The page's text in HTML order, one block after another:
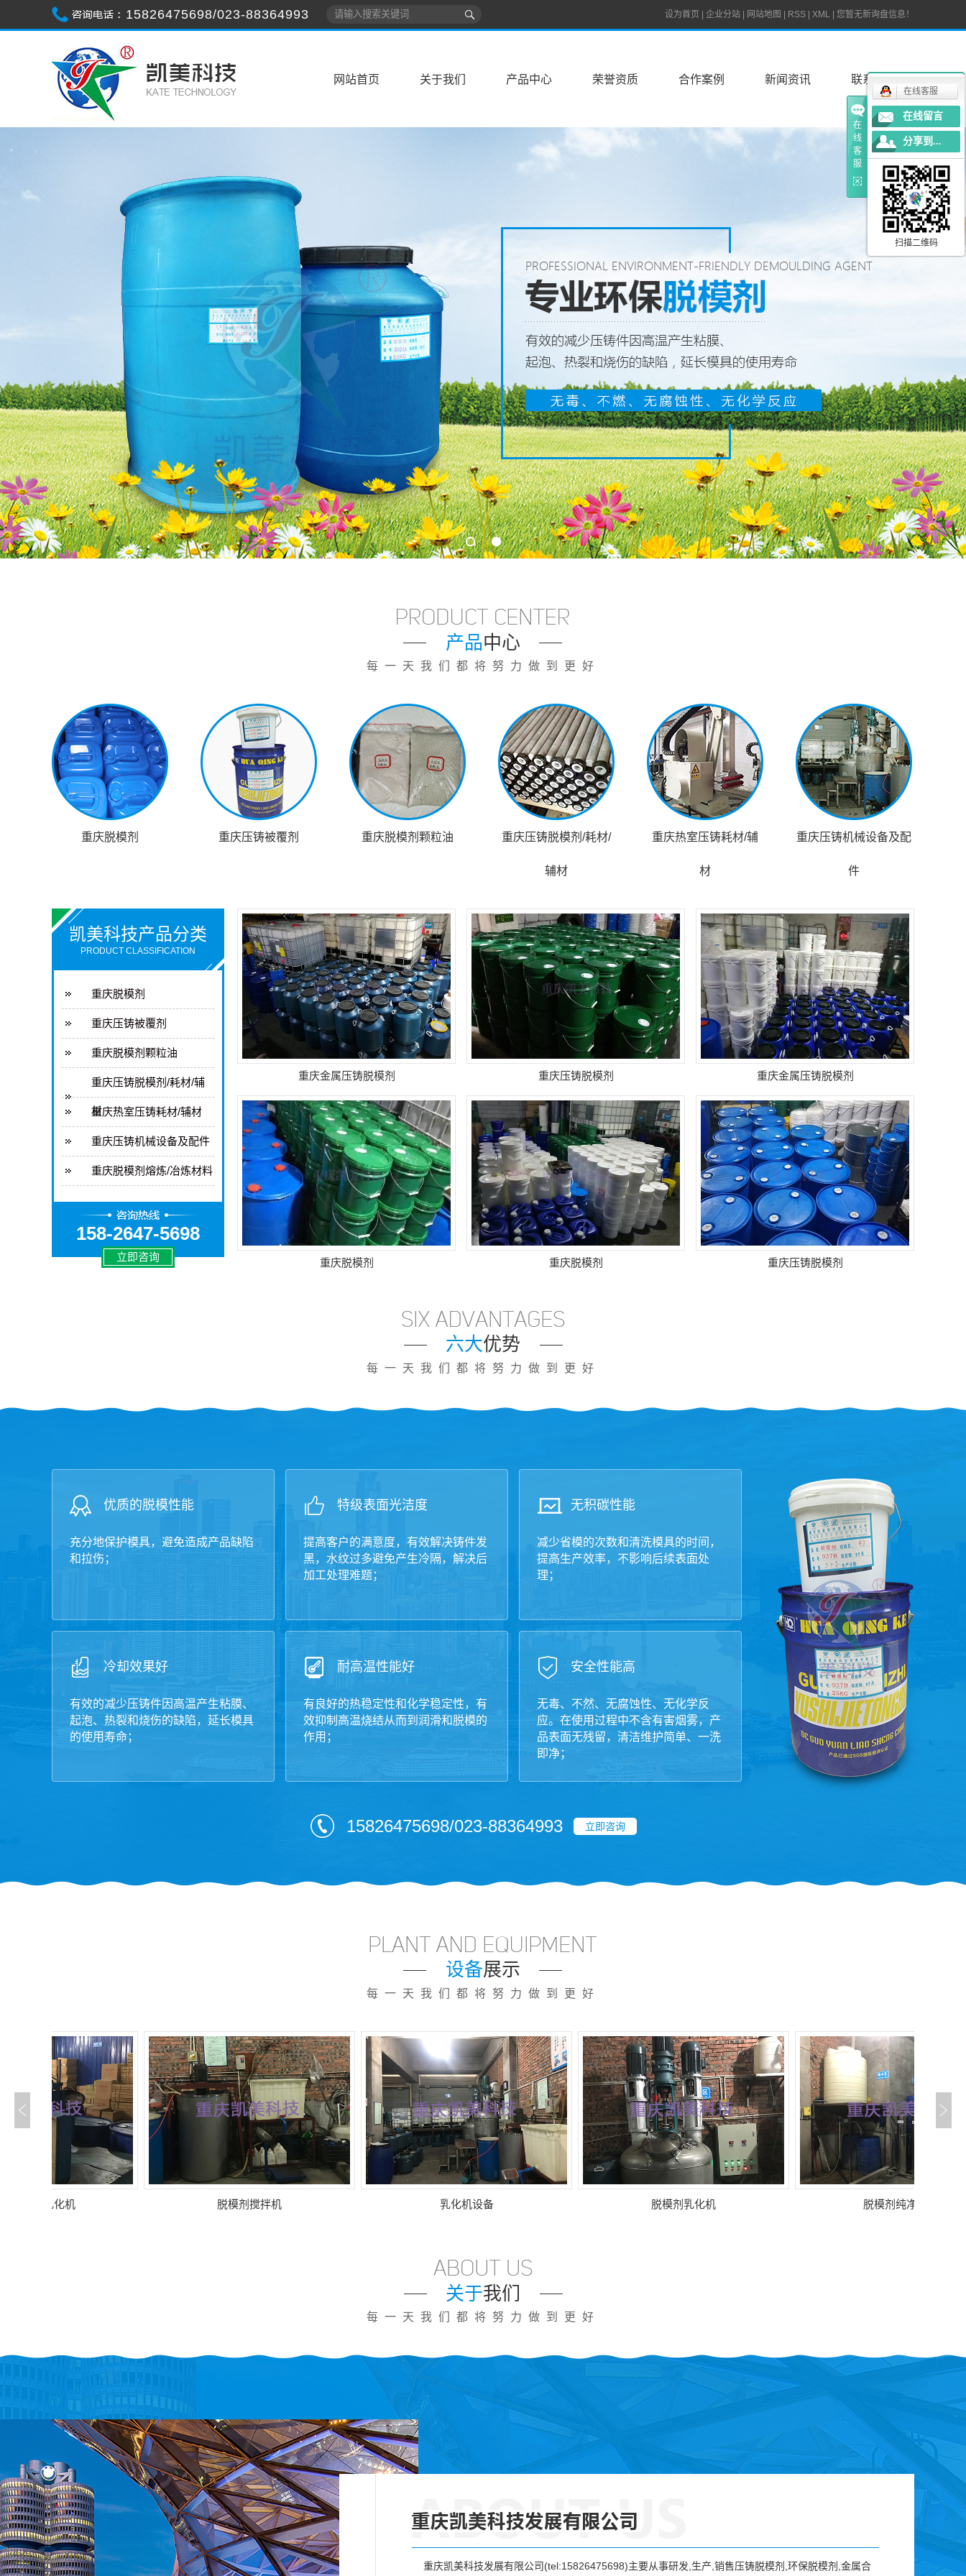
15826475698/023-88364993 设为首页 企业分站 网站地图 RSS XML 您暂无新询盘信息！
网站首页 关于我们 产品中心 荣誉资质 合作案例 新闻资讯 联系我们
1 2
产品中心
每一天我们都将努力做到更好
重庆脱模剂 重庆压铸被覆剂 重庆脱模剂颗粒油 重庆压铸脱模剂/耗材/
辅材
重庆热室压铸耗材/辅
材
重庆压铸机械设备及配
件
凯美科技产品分类
PRODUCT CLASSIFICATION
重庆脱模剂
重庆压铸被覆剂
重庆脱模剂颗粒油
重庆压铸脱模剂/耗材/辅
材
重庆热室压铸耗材/辅材
重庆压铸机械设备及配件
重庆脱模剂熔炼/冶炼材料
158-2647-5698
立即咨询
重庆金属压铸脱模剂 重庆压铸脱模剂 重庆金属压铸脱模剂
重庆脱模剂 重庆脱模剂 重庆压铸脱模剂
六大优势
每一天我们都将努力做到更好
优质的脱模性能
充分地保护模具，避免造成产品缺陷
和拉伤；
特级表面光洁度
提高客户的满意度，有效解决铸件发
黑，水纹过多避免产生冷隔，解决后
加工处理难题；
无积碳性能
减少省模的次数和清洗模具的时间，
提高生产效率，不影响后续表面处
理；
冷却效果好
有效的减少压铸件因高温产生粘膜、
起泡、热裂和烧伤的缺陷，延长模具
的使用寿命；
耐高温性能好
有良好的热稳定性和化学稳定性，有
效抑制高温烧结从而到润滑和脱模的
作用；
安全性能高
无毒、不然、无腐蚀性、无化学反
应。在使用过程中不含有害烟雾，产
品表面无残留，清洁维护简单、一洗
即净；
15826475698/023-88364993 立即咨询
设备展示
每一天我们都将努力做到更好
关于我们
每一天我们都将努力做到更好
重庆凯美科技发展有限公司(tel:15826475698)主要从事研发,生产,销售压铸脱模剂,环保脱模剂,金属合
在
线
客
服
在线客服
在线留言
分享到...
扫描二维码